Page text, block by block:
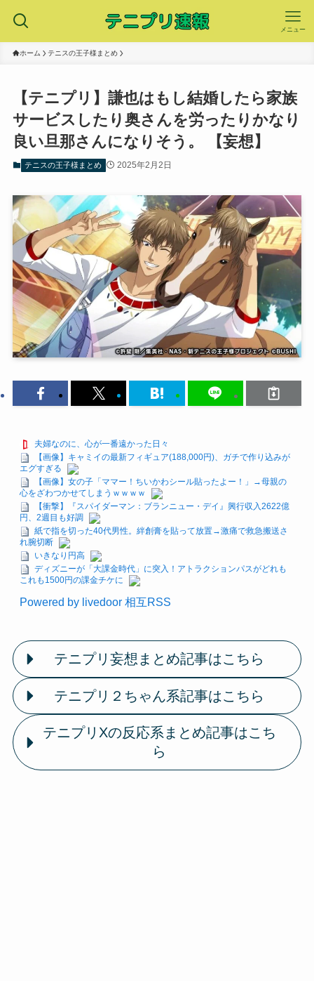
メニュー
ホーム テニスの王子様まとめ
【テニプリ】謙也はもし結婚したら家族
サービスしたり奥さんを労ったりかなり
良い旦那さんになりそう。 【妄想】
テニスの王子様まとめ 2025年2月2日
夫婦なのに、心が一番遠かった日々
【画像】キャミイの最新フィギュア(188,000円)、ガチで作り込みが
エグすぎる
【画像】女の子「ママー！ちいかわシール貼ったよー！」→母親の
心をざわつかせてしまうｗｗｗｗ
【衝撃】『スパイダーマン：ブランニュー・デイ』興行収入2622億
円、2週目も好調
紙で指を切った40代男性。絆創膏を貼って放置→激痛で救急搬送さ
れ腕切断
いきなり円高
ディズニーが「大課金時代」に突入！アトラクションパスがどれも
これも1500円の課金チケに
Powered by livedoor 相互RSS
テニプリ妄想まとめ記事はこちら
テニプリ２ちゃん系記事はこちら
テニプリXの反応系まとめ記事はこち
ら